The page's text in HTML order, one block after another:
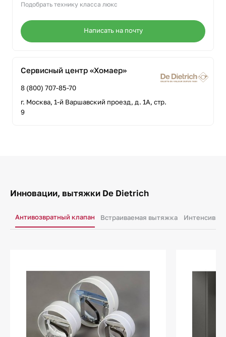
Подобрать технику класса люкс
Написать на почту
Сервисный центр «Хомаер»
8 (800) 707-85-70
г. Москва, 1-й Варшавский проезд, д. 1А, стр.
9
Инновации, вытяжки De Dietrich
Антивозвратный клапан Встраиваемая вытяжка